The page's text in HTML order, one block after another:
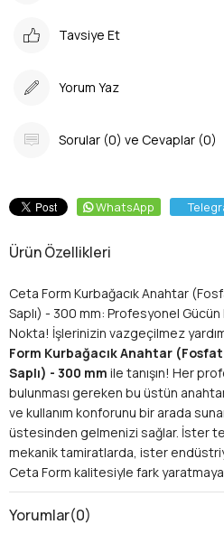
Tavsiye Et
Yorum Yaz
Sorular (0) ve Cevaplar (0)
WhatsApp
Ürün Özellikleri
Ceta Form Kurbağacık Anahtar
Saplı) - 300 mm: Profesyonel
Nokta! İşlerinizin vazgeçilmez
Form Kurbağacık Anahtar (Fosfat
Saplı) - 300 mm ile tanışın! Her
bulunması gereken bu üstün
ve kullanım konforunu bir arada
üstesinden gelmenizi sağlar. İster
mekanik tamiratlarda, ister
Ceta Form kalitesiyle fark yaratmaya
Ceta Form Kurbağacık
Vazgeçilmez?
Yorumlar(0)